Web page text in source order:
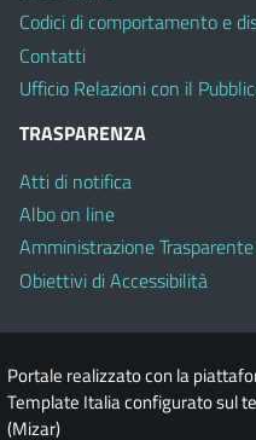
Codici di comportamento e
Contatti
Ufficio Relazioni con il
TRASPARENZA
Atti di notifica
Albo on line
Amministrazione Trasparente
Obiettivi di Accessibilità
Portale realizzato con la
Template Italia configurato sul
(Mizar)